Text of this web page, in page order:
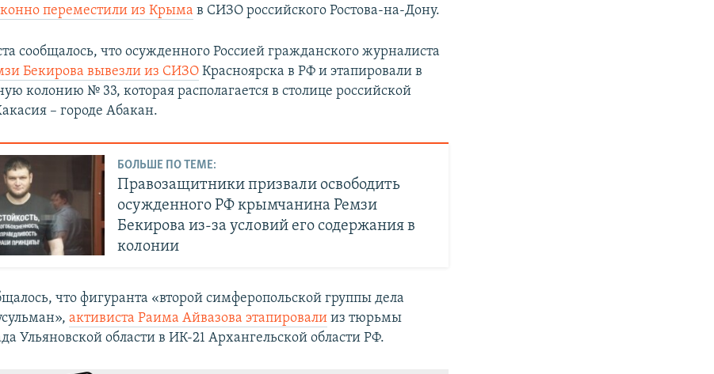
переместили из Крыма в СИЗО российского Ростова-на-Дону.
сообщалось, что осужденного Россией гражданского журналиста
Бекирова вывезли из СИЗО Красноярска в РФ и этапировали в
колонию № 33, которая располагается в столице российской
– городе Абакан.
БОЛЬШЕ ПО ТЕМЕ:
Правозащитники призвали освободить
осужденного РФ крымчанина Ремзи
Бекирова из-за условий его содержания в
колонии
что фигуранта «второй симферопольской группы дела
активиста Раима Айвазова этапировали из тюрьмы
Ульяновской области в ИК-21 Архангельской области РФ.